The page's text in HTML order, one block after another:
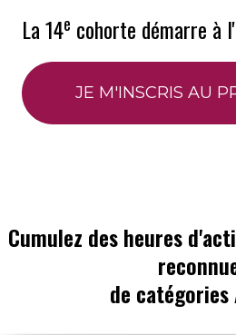
La 14e cohorte démarre à
JE M'INSCRIS AU
Cumulez des heures
de catégories